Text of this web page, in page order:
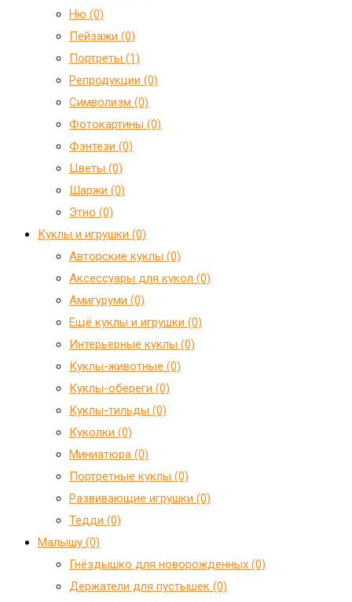
Ню (0)
Пейзажи (0)
Портреты (1)
Репродукции (0)
Символизм (0)
Фотокартины (0)
Фэнтези (0)
Цветы (0)
Шаржи (0)
Этно (0)
Куклы и игрушки (0)
Авторские куклы (0)
Аксессуары для кукол (0)
Амигуруми (0)
Ещё куклы и игрушки (0)
Интерьерные куклы (0)
Куклы-животные (0)
Куклы-обереги (0)
Куклы-тильды (0)
Куколки (0)
Миниатюра (0)
Портретные куклы (0)
Развивающие игрушки (0)
Тедди (0)
Малышу (0)
Гнёздышко для новорожденных (0)
Держатели для пустышек (0)